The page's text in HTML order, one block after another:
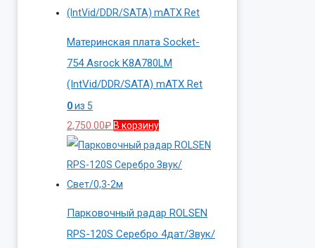
Материнская плата Socket-
754 Asrock K8A780LM
(IntVid/DDR/SATA) mATX Ret
0из 5
2,750.00₽ В корзину
Парковочный радар ROLSEN
RPS-120S Серебро 4дат/Звук/